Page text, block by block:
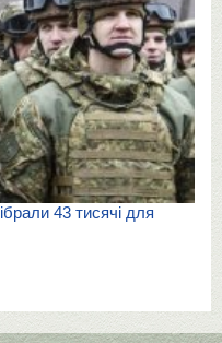
43 тисячі для